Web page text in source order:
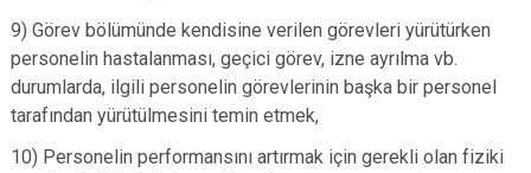
9) Görev bölümünde kendisine verilen görevleri yürütürken
personelin hastalanması, geçici görev, izne ayrılma vb.
durumlarda, ilgili personelin görevlerinin başka bir personel
tarafından yürütülmesini temin etmek,
10) Personelin performansını artırmak için gerekli olan fiziki